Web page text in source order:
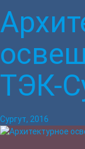
ТЭК-
Сургут, 2016